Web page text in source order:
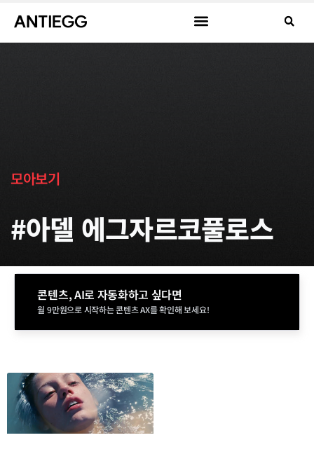
모아보기
#아델 에그자르코풀로스
콘텐츠, AI로 자동화하고 싶다면
월 9만원으로 시작하는 콘텐츠 AX를 확인해 보세요!